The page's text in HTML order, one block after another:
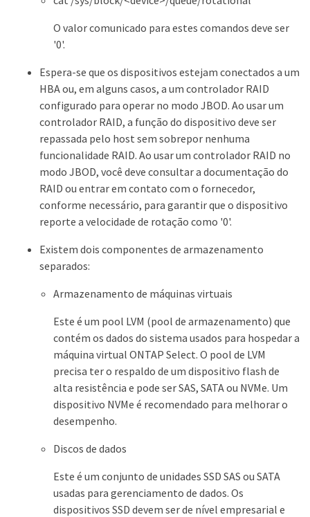
O valor comunicado para estes comandos deve ser
'0'.
Espera-se que os dispositivos estejam conectados a um
HBA ou, em alguns casos, a um controlador RAID
configurado para operar no modo JBOD. Ao usar um
controlador RAID, a função do dispositivo deve ser
repassada pelo host sem sobrepor nenhuma
funcionalidade RAID. Ao usar um controlador RAID no
modo JBOD, você deve consultar a documentação do
RAID ou entrar em contato com o fornecedor,
conforme necessário, para garantir que o dispositivo
reporte a velocidade de rotação como '0'.
Existem dois componentes de armazenamento
separados:
Armazenamento de máquinas virtuais
Este é um pool LVM (pool de armazenamento) que
contém os dados do sistema usados para hospedar a
máquina virtual ONTAP Select. O pool de LVM
precisa ter o respaldo de um dispositivo flash de
alta resistência e pode ser SAS, SATA ou NVMe. Um
dispositivo NVMe é recomendado para melhorar o
desempenho.
Discos de dados
Este é um conjunto de unidades SSD SAS ou SATA
usadas para gerenciamento de dados. Os
dispositivos SSD devem ser de nível empresarial e